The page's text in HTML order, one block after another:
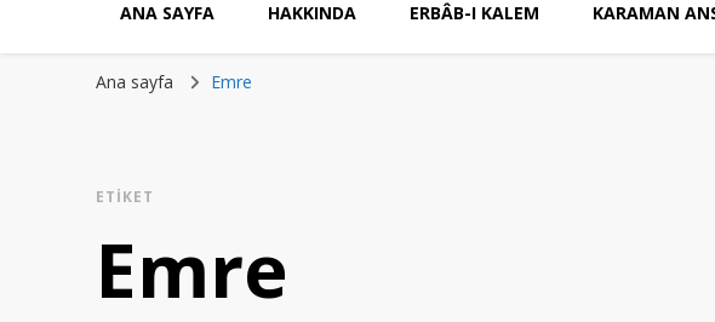
ANA SAYFA HAKKINDA ERBÂB-I KALEM KARAMAN
Ana sayfa Emre
ETIKET
Emre